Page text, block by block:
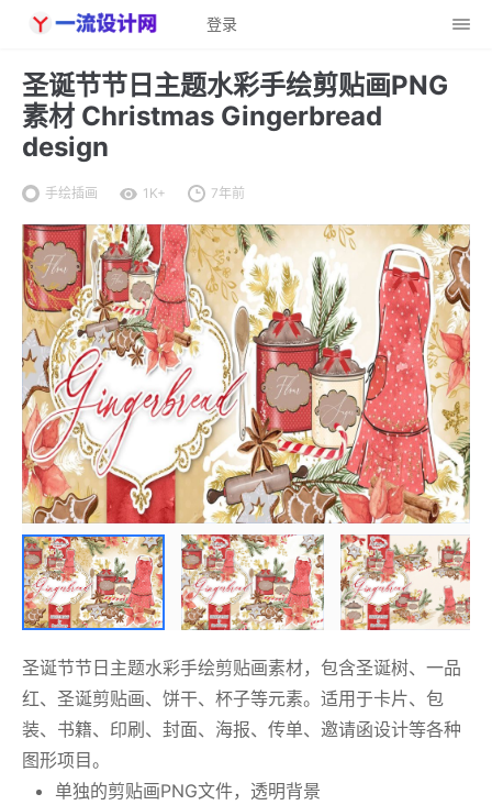
登录
圣诞节节日主题水彩手绘剪贴画PNG
素材 Christmas Gingerbread
design
手绘插画 1K+ 7年前
圣诞节节日主题水彩手绘剪贴画素材，包含圣诞树、一品
红、圣诞剪贴画、饼干、杯子等元素。适用于卡片、包
装、书籍、印刷、封面、海报、传单、邀请函设计等各种
图形项目。
单独的剪贴画PNG文件，透明背景